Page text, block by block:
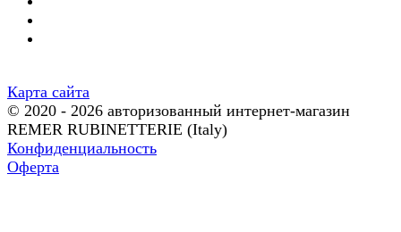
Карта сайта
© 2020 - 2026 авторизованный интернет-магазин
REMER RUBINETTERIE (Italy)
Конфиденциальность
Оферта